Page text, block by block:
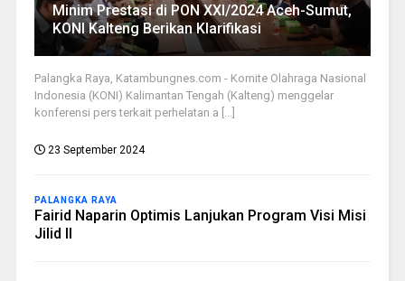
Minim Prestasi di PON XXI/2024 Aceh-Sumut,
KONI Kalteng Berikan Klarifikasi
Palangka Raya, Katambungnes.com - Komite Olahraga Nasional
Indonesia (KONI) Kalimantan Tengah (Kalteng) menggelar
konferensi pers terkait perhelatan a [...]
23 September 2024
PALANGKA RAYA
Fairid Naparin Optimis Lanjukan Program Visi Misi
Jilid II